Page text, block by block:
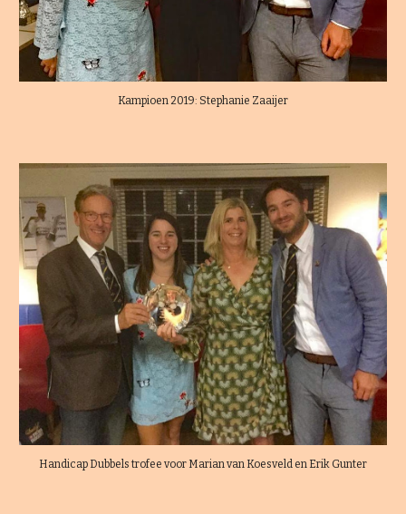
Kampioen 2019: Stephanie Zaaijer
Handicap Dubbels trofee voor Marian van Koesveld en Erik Gunter